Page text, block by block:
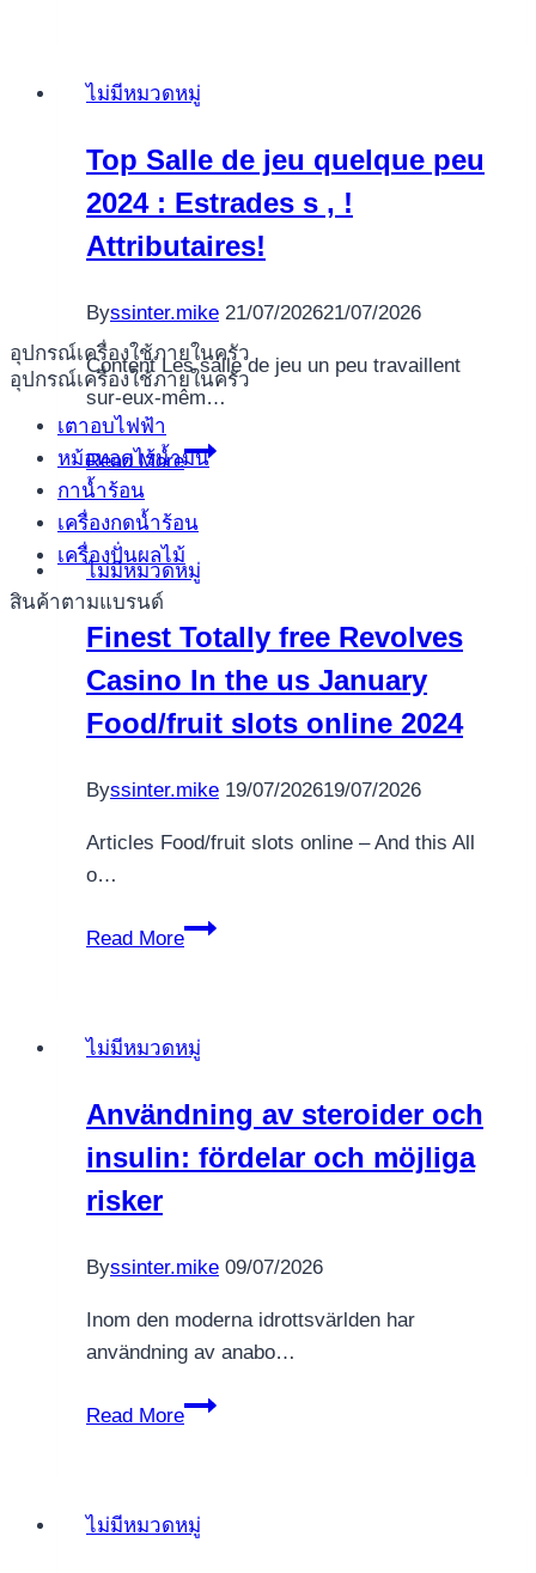
อุปกรณ์เครื่องใช้ภายในครัว
อุปกรณ์เครื่องใช้ภายในครัว
เตาอบไฟฟ้า
หม้อทอดไร้น้ำมัน
กาน้ำร้อน
เครื่องกดน้ำร้อน
เครื่องปั่นผลไม้
สินค้าตามแบรนด์
di
manuale
Acbet
alla
registrazione
ไม่มีหมวดหมู่
Top Salle de jeu quelque peu
2024 : Estrades s , !
Attributaires!
Byssinter.mike 21/07/202621/07/2026
Content Les salle de jeu un peu travaillent
sur-eux-mêm…
Read More
Top
de
jeu
quelque
2024
Estrades
s
!
Attributaires!
ไม่มีหมวดหมู่
Finest Totally free Revolves
Casino In the us January
Food/fruit slots online 2024
Byssinter.mike 19/07/202619/07/2026
Articles Food/fruit slots online – And this All
o…
Read More
Finest
Casino
the
us
online
2024
ไม่มีหมวดหมู่
Användning av steroider och
insulin: fördelar och möjliga
risker
Byssinter.mike 09/07/2026
Inom den moderna idrottsvärlden har
användning av anabo…
Read More
Användning
insulin:
ไม่มีหมวดหมู่